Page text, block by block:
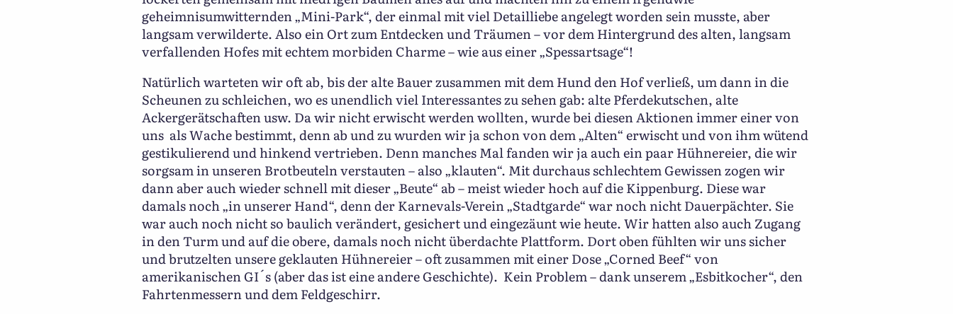
geheimnisumwitternden „Mini-Park“, der einmal mit viel Detailliebe angelegt worden sein musste, aber
langsam verwilderte. Also ein Ort zum Entdecken und Träumen – vor dem Hintergrund des alten, langsam
verfallenden Hofes mit echtem morbiden Charme – wie aus einer „Spessartsage“!
Natürlich warteten wir oft ab, bis der alte Bauer zusammen mit dem Hund den Hof verließ, um dann in die
Scheunen zu schleichen, wo es unendlich viel Interessantes zu sehen gab: alte Pferdekutschen, alte
Ackergerätschaften usw. Da wir nicht erwischt werden wollten, wurde bei diesen Aktionen immer einer von
uns als Wache bestimmt, denn ab und zu wurden wir ja schon von dem „Alten“ erwischt und von ihm wütend
gestikulierend und hinkend vertrieben. Denn manches Mal fanden wir ja auch ein paar Hühnereier, die wir
sorgsam in unseren Brotbeuteln verstauten – also „klauten“. Mit durchaus schlechtem Gewissen zogen wir
dann aber auch wieder schnell mit dieser „Beute“ ab – meist wieder hoch auf die Kippenburg. Diese war
damals noch „in unserer Hand“, denn der Karnevals-Verein „Stadtgarde“ war noch nicht Dauerpächter. Sie
war auch noch nicht so baulich verändert, gesichert und eingezäunt wie heute. Wir hatten also auch Zugang
in den Turm und auf die obere, damals noch nicht überdachte Plattform. Dort oben fühlten wir uns sicher
und brutzelten unsere geklauten Hühnereier – oft zusammen mit einer Dose „Corned Beef“ von
amerikanischen GI´s (aber das ist eine andere Geschichte). Kein Problem – dank unserem „Esbitkocher“, den
Fahrtenmessern und dem Feldgeschirr.